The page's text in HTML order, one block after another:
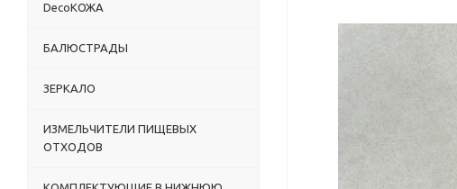
DecoКОЖА
БАЛЮСТРАДЫ
ЗЕРКАЛО
ИЗМЕЛЬЧИТЕЛИ ПИЩЕВЫХ
ОТХОДОВ